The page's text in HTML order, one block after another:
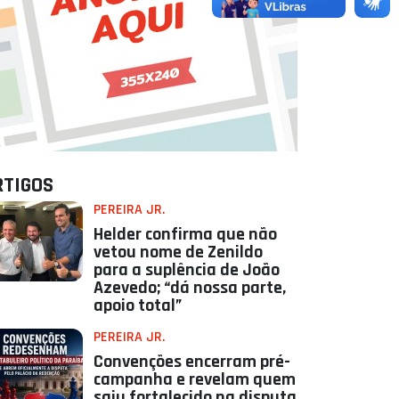
PEREIRA JR.
Helder confirma que não
vetou nome de Zenildo
para a suplência de João
Azevedo; “dá nossa parte,
apoio total”
PEREIRA JR.
Convenções encerram pré-
campanha e revelam quem